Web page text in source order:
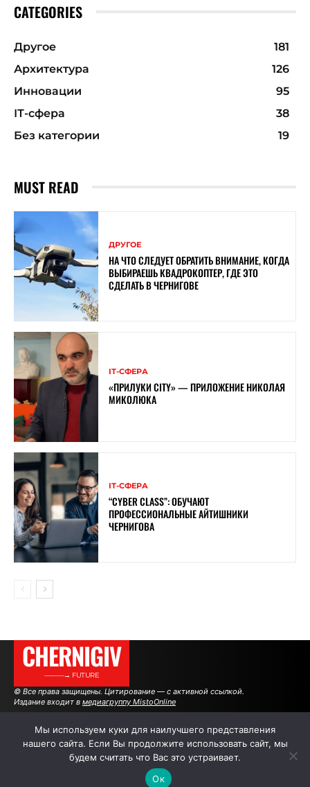
CATEGORIES
Другое
181
Архитектура
126
Инновации
95
ІТ-сфера
38
Без категории
19
MUST READ
ДРУГОЕ
НА ЧТО СЛЕДУЕТ ОБРАТИТЬ ВНИМАНИЕ, КОГДА
ВЫБИРАЕШЬ КВАДРОКОПТЕР, ГДЕ ЭТО
СДЕЛАТЬ В ЧЕРНИГОВЕ
ІТ-СФЕРА
«ПРИЛУКИ CITY» — ПРИЛОЖЕНИЕ НИКОЛАЯ
МИКОЛЮКА
ІТ-СФЕРА
“CYBER ​​CLASS”: ОБУЧАЮТ
ПРОФЕССИОНАЛЬНЫЕ АЙТИШНИКИ
ЧЕРНИГОВА
CHERNIGIV
———→ FUTURE
© Все права защищены. Цитирование — с активной ссылкой.
Издание входит в медиагруппу MistoOnline
АВТОРЫ РЕКЛАМА НА САЙТЕ
Мы используем куки для наилучшего представления
нашего сайта. Если Вы продолжите использовать сайт, мы
будем считать что Вас это устраивает.
Ок